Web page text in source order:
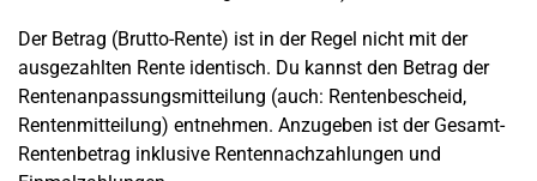
Der Betrag (Brutto-Rente) ist in der Regel nicht mit der
ausgezahlten Rente identisch. Du kannst den Betrag der
Rentenanpassungsmitteilung (auch: Rentenbescheid,
Rentenmitteilung) entnehmen. Anzugeben ist der Gesamt-
Rentenbetrag inklusive Rentennachzahlungen und